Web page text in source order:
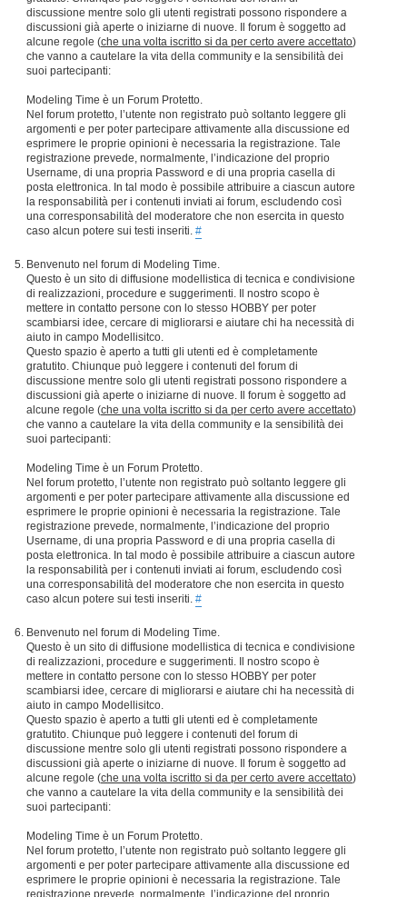
discussione mentre solo gli utenti registrati possono rispondere a
discussioni già aperte o iniziarne di nuove. Il forum è soggetto ad
alcune regole (che una volta iscritto si da per certo avere accettato)
che vanno a cautelare la vita della community e la sensibilità dei
suoi partecipanti:
Modeling Time è un Forum Protetto.
Nel forum protetto, l’utente non registrato può soltanto leggere gli
argomenti e per poter partecipare attivamente alla discussione ed
esprimere le proprie opinioni è necessaria la registrazione. Tale
registrazione prevede, normalmente, l’indicazione del proprio
Username, di una propria Password e di una propria casella di
posta elettronica. In tal modo è possibile attribuire a ciascun autore
la responsabilità per i contenuti inviati ai forum, escludendo così
una corresponsabilità del moderatore che non esercita in questo
caso alcun potere sui testi inseriti. #
Benvenuto nel forum di Modeling Time.
Questo è un sito di diffusione modellistica di tecnica e condivisione
di realizzazioni, procedure e suggerimenti. Il nostro scopo è
mettere in contatto persone con lo stesso HOBBY per poter
scambiarsi idee, cercare di migliorarsi e aiutare chi ha necessità di
aiuto in campo Modellisitco.
Questo spazio è aperto a tutti gli utenti ed è completamente
gratutito. Chiunque può leggere i contenuti del forum di
discussione mentre solo gli utenti registrati possono rispondere a
discussioni già aperte o iniziarne di nuove. Il forum è soggetto ad
alcune regole (che una volta iscritto si da per certo avere accettato)
che vanno a cautelare la vita della community e la sensibilità dei
suoi partecipanti:
Modeling Time è un Forum Protetto.
Nel forum protetto, l’utente non registrato può soltanto leggere gli
argomenti e per poter partecipare attivamente alla discussione ed
esprimere le proprie opinioni è necessaria la registrazione. Tale
registrazione prevede, normalmente, l’indicazione del proprio
Username, di una propria Password e di una propria casella di
posta elettronica. In tal modo è possibile attribuire a ciascun autore
la responsabilità per i contenuti inviati ai forum, escludendo così
una corresponsabilità del moderatore che non esercita in questo
caso alcun potere sui testi inseriti. #
Benvenuto nel forum di Modeling Time.
Questo è un sito di diffusione modellistica di tecnica e condivisione
di realizzazioni, procedure e suggerimenti. Il nostro scopo è
mettere in contatto persone con lo stesso HOBBY per poter
scambiarsi idee, cercare di migliorarsi e aiutare chi ha necessità di
aiuto in campo Modellisitco.
Questo spazio è aperto a tutti gli utenti ed è completamente
gratutito. Chiunque può leggere i contenuti del forum di
discussione mentre solo gli utenti registrati possono rispondere a
discussioni già aperte o iniziarne di nuove. Il forum è soggetto ad
alcune regole (che una volta iscritto si da per certo avere accettato)
che vanno a cautelare la vita della community e la sensibilità dei
suoi partecipanti:
Modeling Time è un Forum Protetto.
Nel forum protetto, l’utente non registrato può soltanto leggere gli
argomenti e per poter partecipare attivamente alla discussione ed
esprimere le proprie opinioni è necessaria la registrazione. Tale
registrazione prevede, normalmente, l’indicazione del proprio